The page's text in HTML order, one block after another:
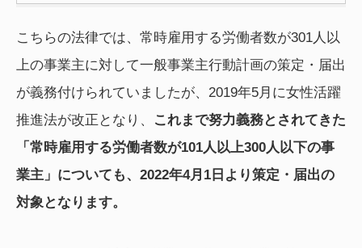
こちらの法律では、常時雇用する労働者数が301人以
上の事業主に対して一般事業主行動計画の策定・届出
が義務付けられていましたが、2019年5月に女性活躍
推進法が改正となり、
これまで努力義務とされてきた
「常時雇用する労働者数が101人以上300人以下の事
業主」についても、2022年4月1日より策定・届出の
対象となります。